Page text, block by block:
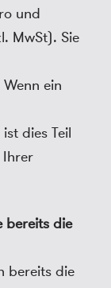
und
MwSt). Sie
ein
dies Teil
Ihrer
bereits die
bereits die